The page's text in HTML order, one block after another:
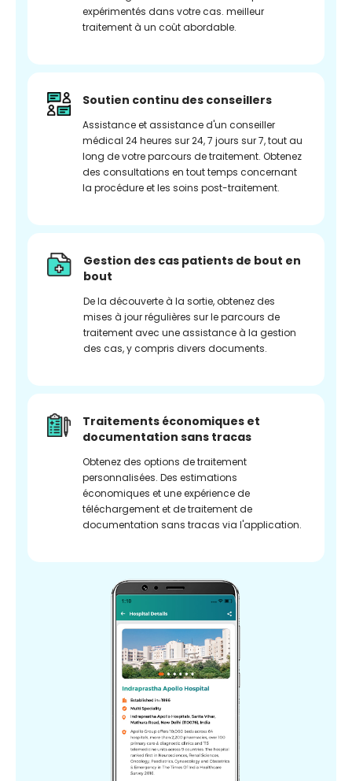
expérimentés dans votre cas. meilleur
traitement à un coût abordable.
Soutien continu des conseillers
Assistance et assistance d'un conseiller
médical 24 heures sur 24, 7 jours sur 7, tout au
long de votre parcours de traitement. Obtenez
des consultations en tout temps concernant
la procédure et les soins post-traitement.
Gestion des cas patients de bout en
bout
De la découverte à la sortie, obtenez des
mises à jour régulières sur le parcours de
traitement avec une assistance à la gestion
des cas, y compris divers documents.
Traitements économiques et
documentation sans tracas
Obtenez des options de traitement
personnalisées. Des estimations
économiques et une expérience de
téléchargement et de traitement de
documentation sans tracas via l'application.